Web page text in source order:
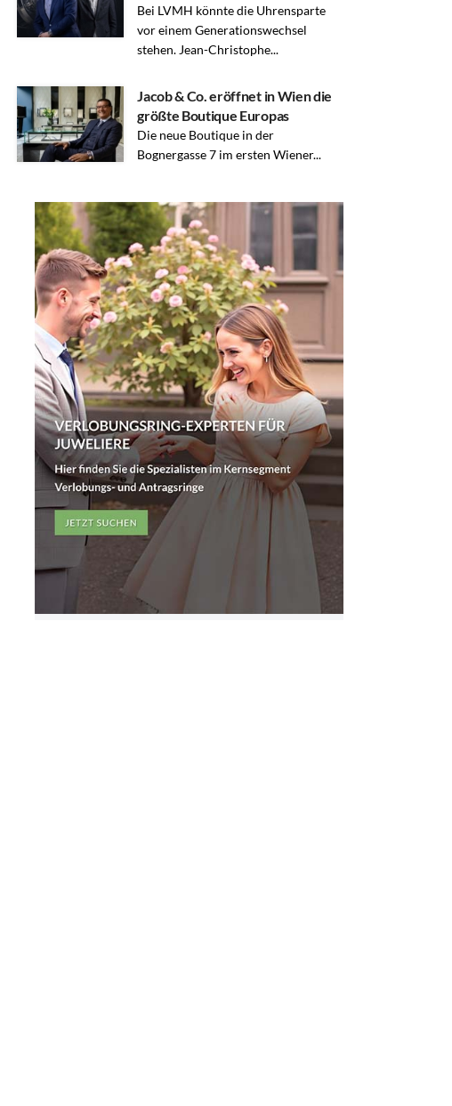
Bei LVMH könnte die Uhrensparte
vor einem Generationswechsel
stehen. Jean-Christophe...
Jacob & Co. eröffnet in Wien die
größte Boutique Europas
Die neue Boutique in der
Bognergasse 7 im ersten Wiener...